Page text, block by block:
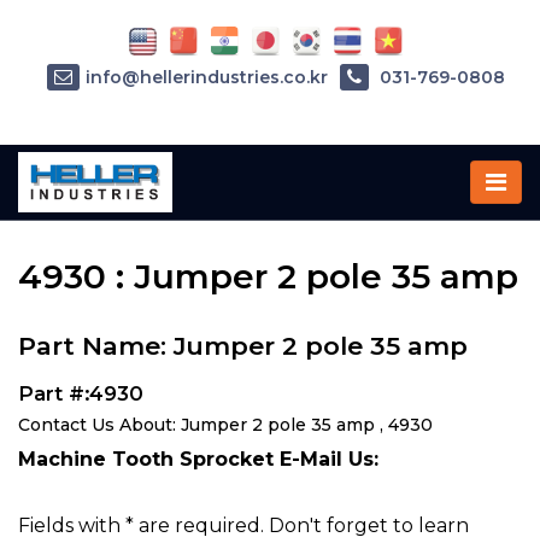
Home»Parts»4930
4930 : Jumper 2 pole 35 amp
Part Name: Jumper 2 pole 35 amp
Part #:4930
Contact Us About: Jumper 2 pole 35 amp , 4930
Machine Tooth Sprocket E-Mail Us:
Fields with * are required. Don't forget to learn
info@hellerindustries.co.kr 031-769-0808